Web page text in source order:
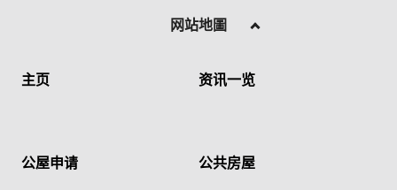
网站地圖
主页 资讯一览
公屋申请 公共房屋